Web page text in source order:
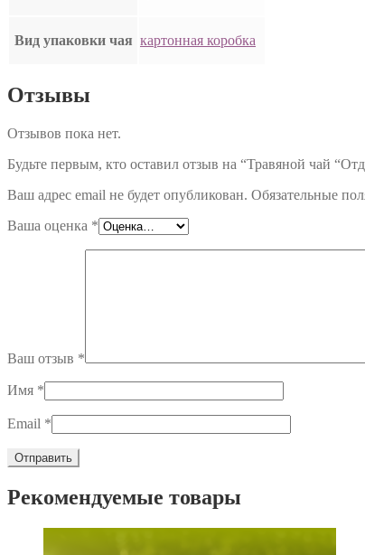
Вид упаковки чая картонная коробка
Отзывы
Отзывов пока нет.
Будьте первым, кто оставил отзыв на “Травяной чай
Ваш адрес email не будет опубликован. Обязательные
Ваша оценка *
Ваш отзыв *
Имя *
Email *
Рекомендуемые товары